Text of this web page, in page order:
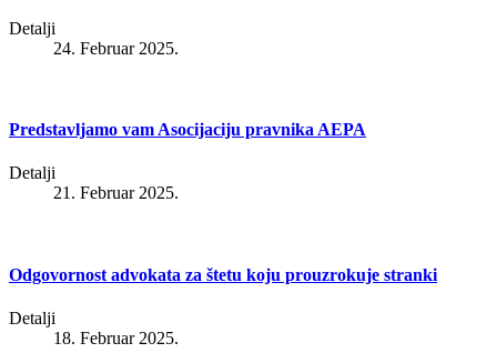
Detalji
24. Februar 2025.
Predstavljamo vam Asocijaciju pravnika AEPA
Detalji
21. Februar 2025.
Odgovornost advokata za štetu koju prouzrokuje stranki
Detalji
18. Februar 2025.